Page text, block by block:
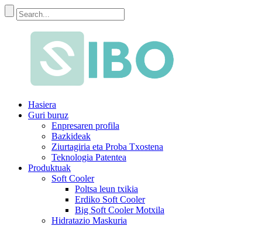
Hasiera
Guri buruz
Enpresaren profila
Bazkideak
Ziurtagiria eta Proba Txostena
Teknologia Patentea
Produktuak
Soft Cooler
Poltsa leun txikia
Erdiko Soft Cooler
Big Soft Cooler Motxila
Hidratazio Maskuria